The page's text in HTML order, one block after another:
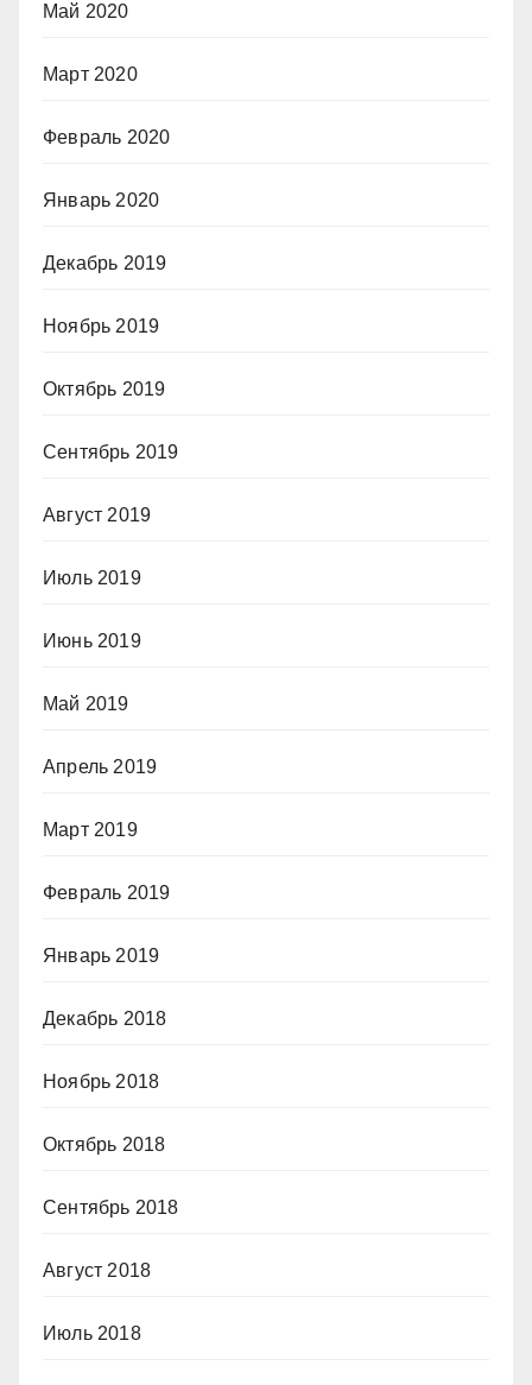
Май 2020
Март 2020
Февраль 2020
Январь 2020
Декабрь 2019
Ноябрь 2019
Октябрь 2019
Сентябрь 2019
Август 2019
Июль 2019
Июнь 2019
Май 2019
Апрель 2019
Март 2019
Февраль 2019
Январь 2019
Декабрь 2018
Ноябрь 2018
Октябрь 2018
Сентябрь 2018
Август 2018
Июль 2018